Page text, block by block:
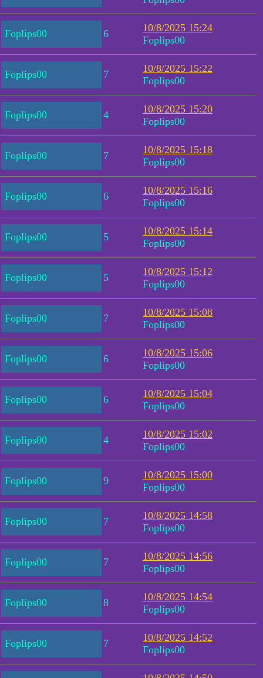
Foplips00 6
10/8/2025 15:24
Foplips00
Foplips00 7
10/8/2025 15:22
Foplips00
Foplips00 4
10/8/2025 15:20
Foplips00
Foplips00 7
10/8/2025 15:18
Foplips00
Foplips00 6
10/8/2025 15:16
Foplips00
Foplips00 5
10/8/2025 15:14
Foplips00
Foplips00 5
10/8/2025 15:12
Foplips00
Foplips00 7
10/8/2025 15:08
Foplips00
Foplips00 6
10/8/2025 15:06
Foplips00
Foplips00 6
10/8/2025 15:04
Foplips00
Foplips00 4
10/8/2025 15:02
Foplips00
Foplips00 9
10/8/2025 15:00
Foplips00
Foplips00 7
10/8/2025 14:58
Foplips00
Foplips00 7
10/8/2025 14:56
Foplips00
Foplips00 8
10/8/2025 14:54
Foplips00
Foplips00 7
10/8/2025 14:52
Foplips00